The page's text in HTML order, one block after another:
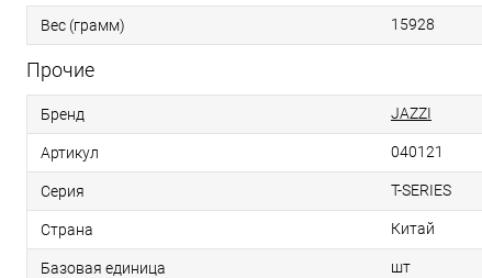
Вес (грамм) 15928
Прочие
Бренд JAZZI
Артикул 040121
Серия T-SERIES
Страна Китай
Базовая единица шт